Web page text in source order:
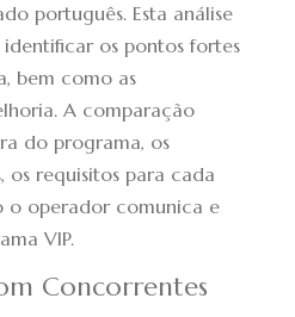
português. Esta análise
os pontos fortes
bem como as
A comparação
do programa, os
os requisitos para cada
o operador comunica e
VIP.
Concorrentes